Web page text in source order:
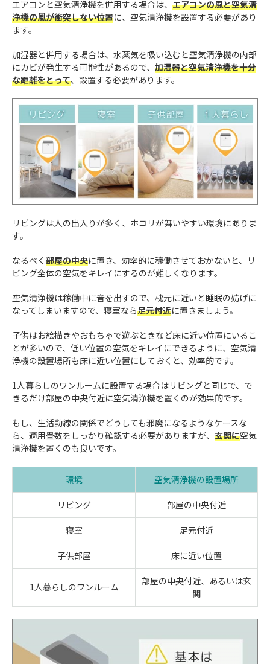
エアコンと空気清浄機を併用する場合は、 エアコンの風と空気清
浄機の風が衝突しない位置に、空気清浄機を設置する必要があり
ます。
加湿器と併用する場合は、水蒸気を吸い込むと空気清浄機の内部
にカビが発生する可能性があるので、 加湿器と空気清浄機を十分
な距離をとって、設置する必要があります。
リビングは人の出入りが多く、ホコリが舞いやすい環境にありま
す。
なるべく 部屋の中央に置き、効率的に稼働させておかないと、リ
ビング全体の空気をキレイにするのが難しくなります。
空気清浄機は稼働中に音を出すので、枕元に近いと睡眠の妨げに
なってしまいますので、寝室なら足元付近に置きましょう。
子供はお絵描きやおもちゃで遊ぶときなど床に近い位置にいるこ
とが多いので、低い位置の空気をキレイにできるように、空気清
浄機の設置場所も床に近い位置にしておくと、効率的です。
1人暮らしのワンルームに設置する場合はリビングと同じで、で
きるだけ部屋の中央付近に空気清浄機を置くのが効果的です。
もし、生活動線の関係でどうしても邪魔になるようなケースな
ら、適用畳数をしっかり確認する必要がありますが、 玄関に空気
清浄機を置くのも良いです。
環境 空気清浄機の設置場所
リビング 部屋の中央付近
寝室 足元付近
子供部屋 床に近い位置
1人暮らしのワンルーム
部屋の中央付近、あるいは玄
関